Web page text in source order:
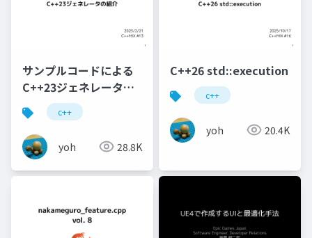
サンプルコードによる
C++23ジェネレータの
紹介
c++
yoh 28.8K
C++26 std::execution
c++
yoh 20.4K